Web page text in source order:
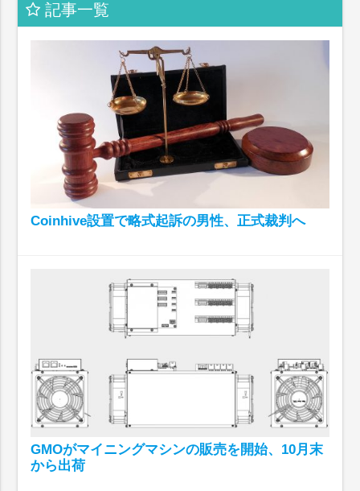
記事一覧
Coinhive設置で略式起訴の男性、正式裁判へ
GMOがマイニングマシンの販売を開始、10月末
から出荷